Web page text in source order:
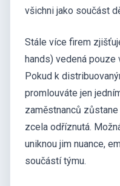
všichni jako součást
Stále více firem
hands) vedená pouze
Pokud k
promlouváte jen
zaměstnanců
zcela odříznutá.
uniknou jim nuance,
součástí týmu.